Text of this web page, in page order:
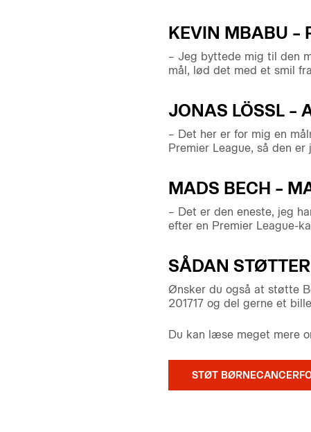
KEVIN MBABU –
– Jeg byttede mig til den
mål, lød det med et smil
JONAS LÖSSL –
– Det her er for mig en
Premier League, så den
MADS BECH –
– Det er den eneste, jeg
efter en Premier League-
SÅDAN
Ønsker du også at støtte
201717 og del gerne et
Du kan læse meget mere
STØT